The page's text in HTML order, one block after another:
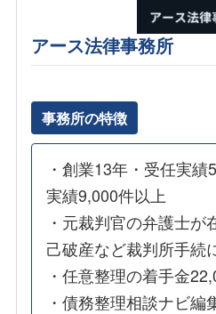
アース法律事務所
事務所の特徴
・創業13年・受任実
実績9,000件以上
・元裁判官の弁護士が
己破産など裁判所手続
・任意整理の着手金
・債務整理相談ナビ